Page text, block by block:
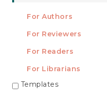
For Authors
For Reviewers
For Readers
For Librarians
TEMPLATES
Templates